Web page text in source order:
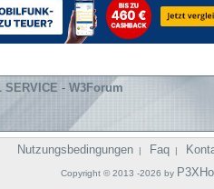
SERVICE - W3Forum
Nutzungsbedingungen | Faq |
Copyright © 2013 -2026 by